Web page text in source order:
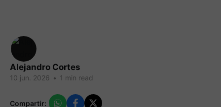
Alejandro Cortes
10 jun. 2026 • 1 min read
Compartir: